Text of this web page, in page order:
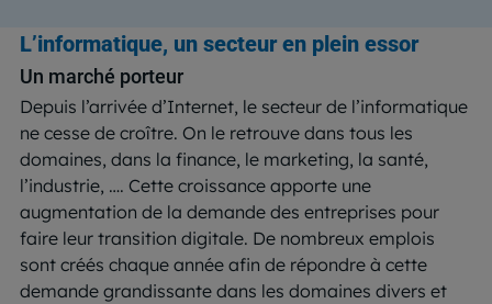
L’informatique, un secteur en plein essor
Un marché porteur
Depuis l’arrivée d’Internet, le secteur de l’informatique
ne cesse de croître. On le retrouve dans tous les
domaines, dans la finance, le marketing, la santé,
l’industrie, …. Cette croissance apporte une
augmentation de la demande des entreprises pour
faire leur transition digitale. De nombreux emplois
sont créés chaque année afin de répondre à cette
demande grandissante dans les domaines divers et